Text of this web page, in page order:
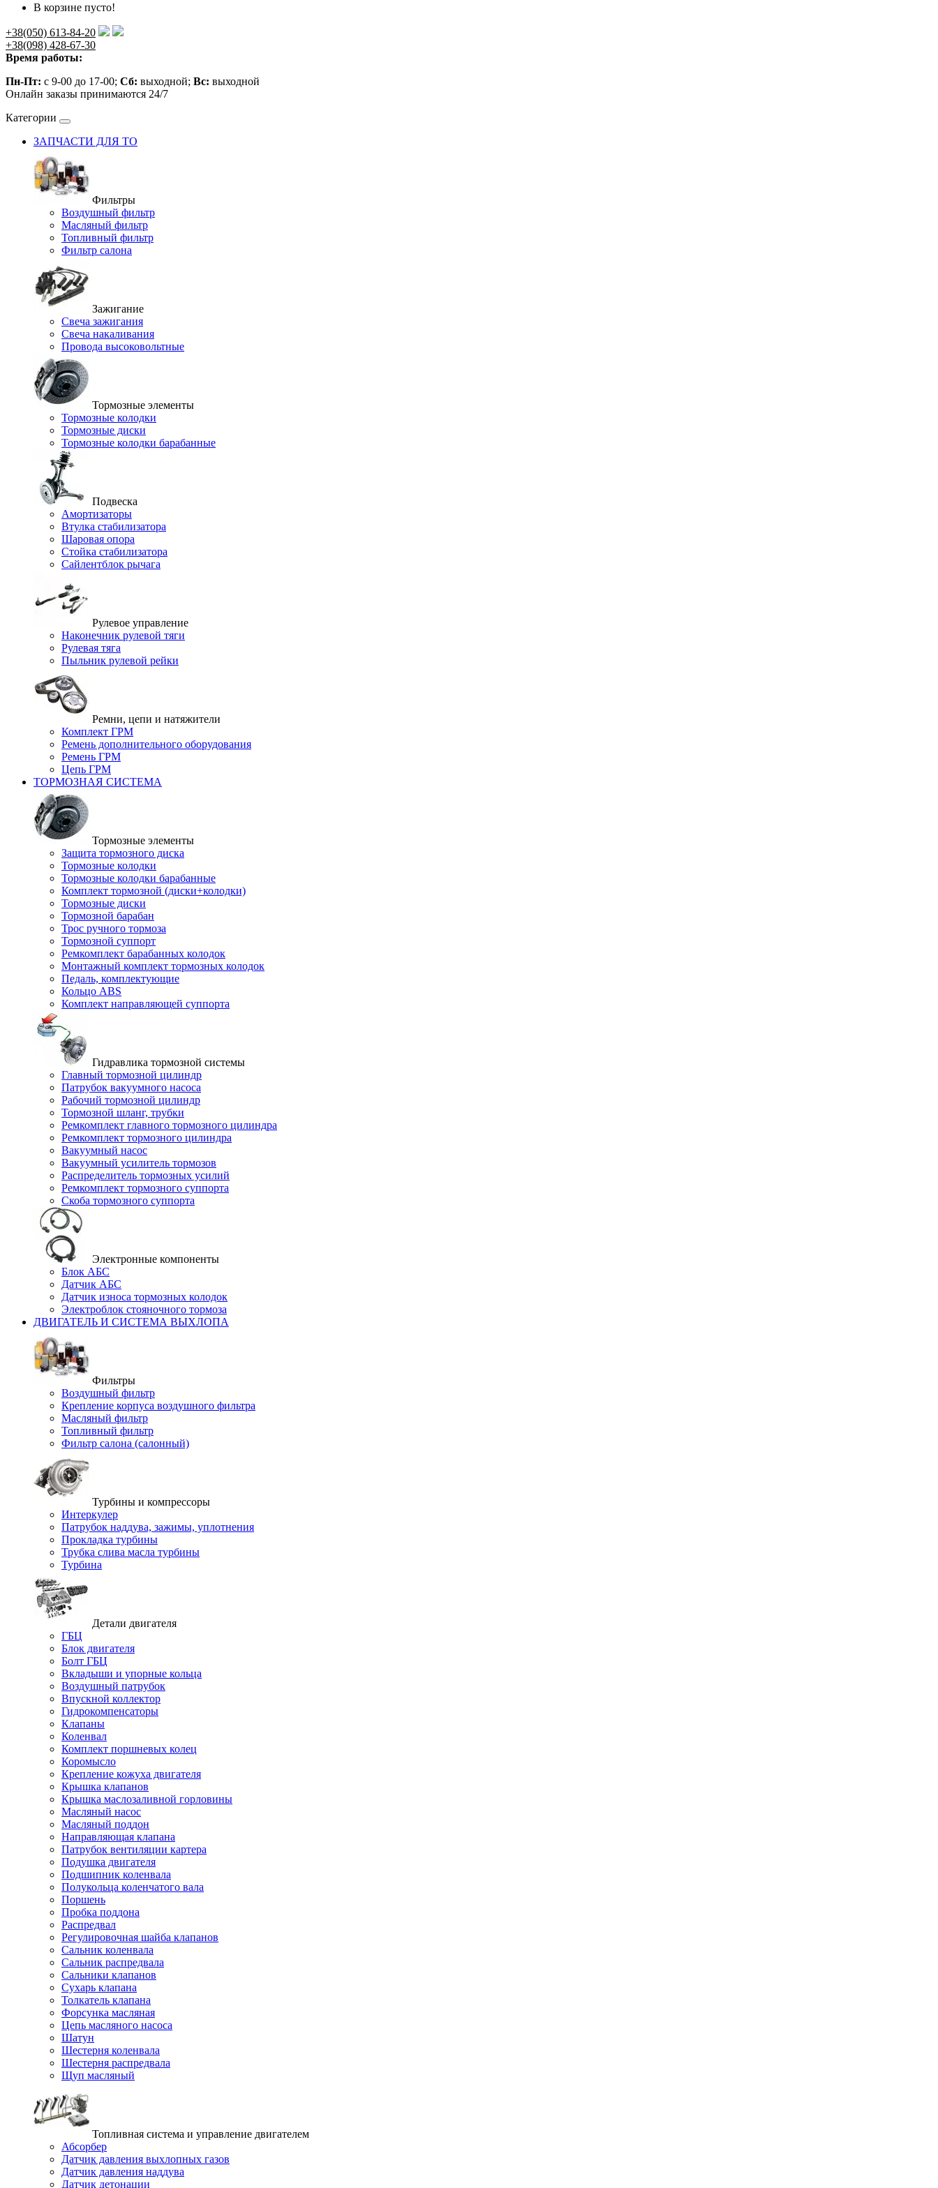
В корзине пусто!
+38(050) 613-84-20
+38(098) 428-67-30
Время работы:
Пн-Пт: с 9-00 до 17-00; Сб: выходной; Вс: выходной
Онлайн заказы принимаются 24/7
Категории
ЗАПЧАСТИ ДЛЯ ТО
Фильтры
Воздушный фильтр
Масляный фильтр
Топливный фильтр
Фильтр салона
Зажигание
Свеча зажигания
Свеча накаливания
Провода высоковольтные
Тормозные элементы
Тормозные колодки
Тормозные диски
Тормозные колодки барабанные
Подвеска
Амортизаторы
Втулка стабилизатора
Шаровая опора
Стойка стабилизатора
Сайлентблок рычага
Рулевое управление
Наконечник рулевой тяги
Рулевая тяга
Пыльник рулевой рейки
Ремни, цепи и натяжители
Комплект ГРМ
Ремень дополнительного оборудования
Ремень ГРМ
Цепь ГРМ
ТОРМОЗНАЯ СИСТЕМА
Тормозные элементы
Защита тормозного диска
Тормозные колодки
Тормозные колодки барабанные
Комплект тормозной (диски+колодки)
Тормозные диски
Тормозной барабан
Трос ручного тормоза
Тормозной суппорт
Ремкомплект барабанных колодок
Монтажный комплект тормозных колодок
Педаль, комплектующие
Кольцо ABS
Комплект направляющей суппорта
Гидравлика тормозной системы
Главный тормозной цилиндр
Патрубок вакуумного насоса
Рабочий тормозной цилиндр
Тормозной шланг, трубки
Ремкомплект главного тормозного цилиндра
Ремкомплект тормозного цилиндра
Вакуумный насос
Вакуумный усилитель тормозов
Распределитель тормозных усилий
Ремкомплект тормозного суппорта
Скоба тормозного суппорта
Электронные компоненты
Блок АБС
Датчик АБС
Датчик износа тормозных колодок
Электроблок стояночного тормоза
ДВИГАТЕЛЬ И СИСТЕМА ВЫХЛОПА
Фильтры
Воздушный фильтр
Крепление корпуса воздушного фильтра
Масляный фильтр
Топливный фильтр
Фильтр салона (салонный)
Турбины и компрессоры
Интеркулер
Патрубок наддува, зажимы, уплотнения
Прокладка турбины
Трубка слива масла турбины
Турбина
Детали двигателя
ГБЦ
Блок двигателя
Болт ГБЦ
Вкладыши и упорные кольца
Воздушный патрубок
Впускной коллектор
Гидрокомпенсаторы
Клапаны
Коленвал
Комплект поршневых колец
Коромысло
Крепление кожуха двигателя
Крышка клапанов
Крышка маслозаливной горловины
Масляный насос
Масляный поддон
Направляющая клапана
Патрубок вентиляции картера
Подушка двигателя
Подшипник коленвала
Полукольца коленчатого вала
Поршень
Пробка поддона
Распредвал
Регулировочная шайба клапанов
Сальник коленвала
Сальник распредвала
Сальники клапанов
Сухарь клапана
Толкатель клапана
Форсунка масляная
Цепь масляного насоса
Шатун
Шестерня коленвала
Шестерня распредвала
Щуп масляный
Топливная система и управление двигателем
Абсорбер
Датчик давления выхлопных газов
Датчик давления наддува
Датчик детонации